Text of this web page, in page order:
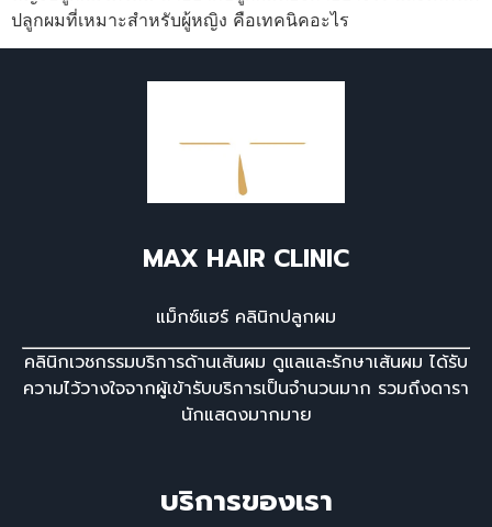
ปลูกผมที่เหมาะสำหรับผู้หญิง คือเทคนิคอะไร
MAX HAIR CLINIC
แม็กซ์แฮร์ คลินิกปลูกผม
คลินิกเวชกรรมบริการด้านเส้นผม ดูแลและรักษาเส้นผม ได้รับ
ความไว้วางใจจากผู้เข้ารับบริการเป็นจํานวนมาก รวมถึงดารา
นักแสดงมากมาย
บริการของเรา